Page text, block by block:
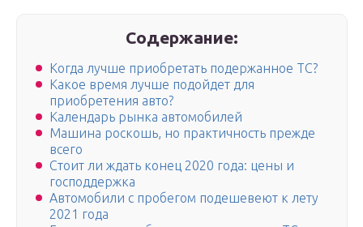
Содержание:
Когда лучше приобретать подержанное ТС?
Какое время лучше подойдет для
приобретения авто?
Календарь рынка автомобилей
Машина роскошь, но практичность прежде
всего
Стоит ли ждать конец 2020 года: цены и
господдержка
Автомобили с пробегом подешевеют к лету
2021 года